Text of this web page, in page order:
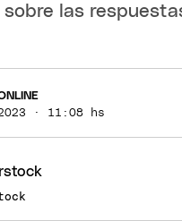
las
· 11:08 hs